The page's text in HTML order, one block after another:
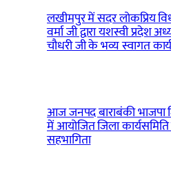
लखीमपुर में सदर लोकप्रिय
वर्मा जी द्वारा यशस्वी प्रदेश
चौधरी जी के भव्य स्वागत
आज जनपद बाराबंकी भाजपा
में आयोजित जिला
सहभागिता